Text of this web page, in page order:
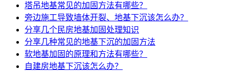
塔吊地基常见的加固方法有哪些？
旁边施工导致墙体开裂、地基下沉该怎么办？
分享几个民房地基加固处理知识
分享几种常见的地基下沉的加固方法
软地基加固的原理和方法有哪些？
自建房地基下沉该怎么办？